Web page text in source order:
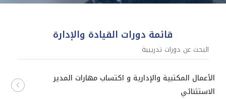
قائمة دورات القيادة والإدارة
الأعمال المكتبية والإدارية و اكتساب مهارات المدير
الاستثنائي